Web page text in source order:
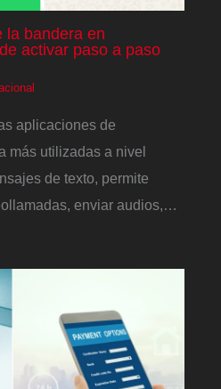
la bandera en
activar paso a paso
aplicaciones de
más utilizadas a nivel
de texto, permite
enviar audios,…